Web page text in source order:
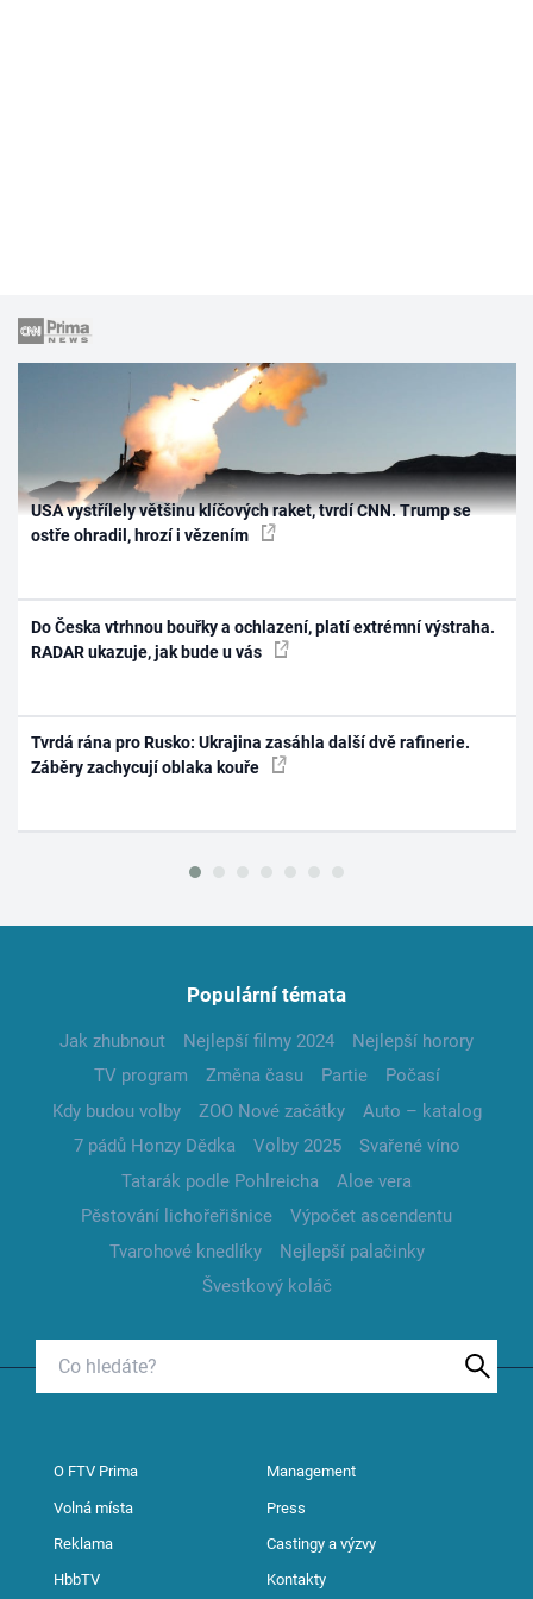
USA vystřílely většinu klíčových raket, tvrdí CNN. Trump se
ostře ohradil, hrozí i vězením
Do Česka vtrhnou bouřky a ochlazení, platí extrémní výstraha.
RADAR ukazuje, jak bude u vás
Tvrdá rána pro Rusko: Ukrajina zasáhla další dvě rafinerie.
Záběry zachycují oblaka kouře
Populární témata
Jak zhubnout Nejlepší filmy 2024
Nejlepší horory
TV program
Změna času Partie
Počasí
Kdy budou volby
ZOO Nové začátky
Auto – katalog
7 pádů Honzy Dědka
Volby 2025
Svařené víno
Tatarák podle Pohlreicha
Aloe vera
Pěstování lichořeřišnice
Výpočet ascendentu
Tvarohové knedlíky
Nejlepší palačinky
Švestkový koláč
O FTV Prima Management
Volná místa Press
Reklama Castingy a výzvy
HbbTV Kontakty